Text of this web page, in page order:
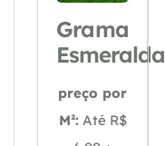
Grama
Esmeralda
preço por
M²: Até R$